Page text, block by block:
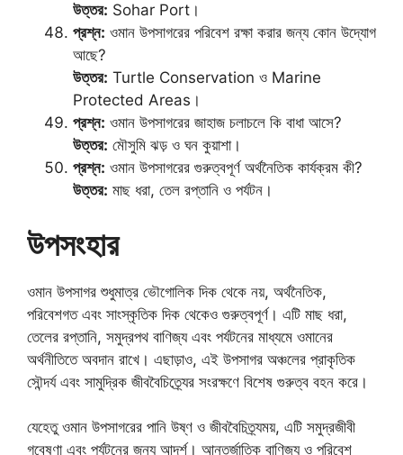
উত্তর: Sohar Port।
প্রশ্ন: ওমান উপসাগরের পরিবেশ রক্ষা করার জন্য কোন উদ্যোগ
আছে?
উত্তর: Turtle Conservation ও Marine
Protected Areas।
প্রশ্ন: ওমান উপসাগরের জাহাজ চলাচলে কি বাধা আসে?
উত্তর: মৌসুমি ঝড় ও ঘন কুয়াশা।
প্রশ্ন: ওমান উপসাগরের গুরুত্বপূর্ণ অর্থনৈতিক কার্যক্রম কী?
উত্তর: মাছ ধরা, তেল রপ্তানি ও পর্যটন।
উপসংহার
ওমান উপসাগর শুধুমাত্র ভৌগোলিক দিক থেকে নয়, অর্থনৈতিক,
পরিবেশগত এবং সাংস্কৃতিক দিক থেকেও গুরুত্বপূর্ণ। এটি মাছ ধরা,
তেলের রপ্তানি, সমুদ্রপথ বাণিজ্য এবং পর্যটনের মাধ্যমে ওমানের
অর্থনীতিতে অবদান রাখে। এছাড়াও, এই উপসাগর অঞ্চলের প্রাকৃতিক
সৌন্দর্য এবং সামুদ্রিক জীববৈচিত্র্যের সংরক্ষণে বিশেষ গুরুত্ব বহন করে।
যেহেতু ওমান উপসাগরের পানি উষ্ণ ও জীববৈচিত্র্যময়, এটি সমুদ্রজীবী
গবেষণা এবং পর্যটনের জন্য আদর্শ। আন্তর্জাতিক বাণিজ্য ও পরিবেশ